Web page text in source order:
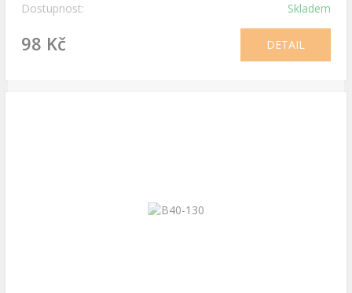
Dostupnost: Skladem
98 Kč DETAIL